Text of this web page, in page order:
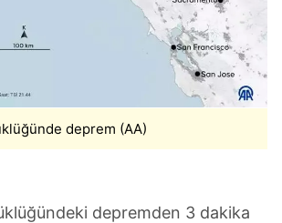
deprem (AA)
depremden 3 dakika